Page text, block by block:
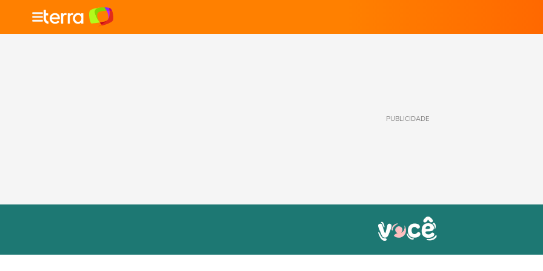
PUBLICIDADE